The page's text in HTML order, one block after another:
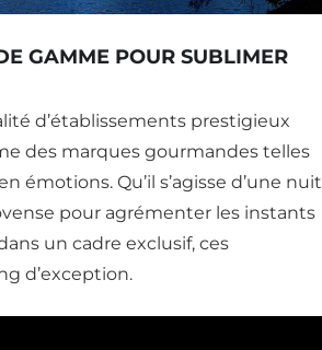
GAMME POUR SUBLIMER
d’établissements prestigieux
des marques gourmandes telles
émotions. Qu’il s’agisse d’une nuit
pour agrémenter les instants
un cadre exclusif, ces
d’exception.